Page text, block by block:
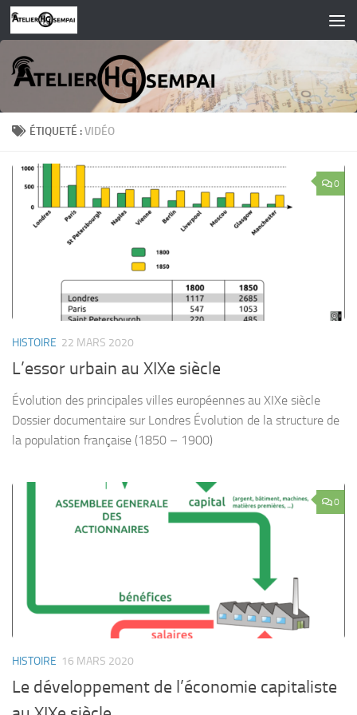
Skip to content
ÉTIQUETÉ :VIDÉO
0
HISTOIRE 22 MARS 2020
L’essor urbain au XIXe siècle
Évolution des principales villes européennes au XIXe siècle
Dossier documentaire sur Londres Évolution de la structure de
la population française (1850 – 1900)
0
HISTOIRE 16 MARS 2020
Le développement de l’économie capitaliste